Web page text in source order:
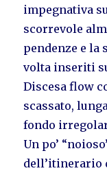
impegnativa
scorrevole
pendenze e la
volta inseriti
Discesa flow
scassato,
fondo
Un po’
dell’itinerario